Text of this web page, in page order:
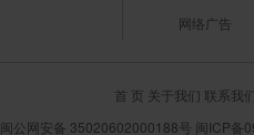
网络广告
首 页 关于我们 联系我
闽公网安备 35020602000188号 闽ICP备